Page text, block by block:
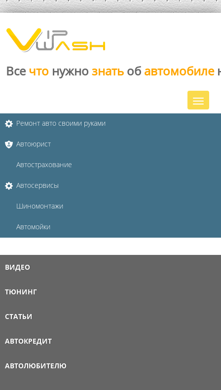
Все что нужно знать об автомобиле
Ремонт авто своими руками
Автоюрист
Автострахование
Автосервисы
Шиномонтажи
Автомойки
ВИДЕО
ТЮНИНГ
СТАТЬИ
АВТОКРЕДИТ
АВТОЛЮБИТЕЛЮ